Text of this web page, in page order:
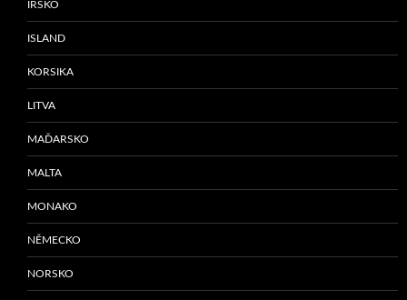
IRSKO
ISLAND
KORSIKA
LITVA
MAĎARSKO
MALTA
MONAKO
NĚMECKO
NORSKO